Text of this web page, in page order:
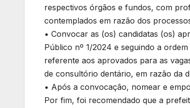
respectivos órgãos e fundos, com
contemplados em razão dos
• Convocar as (os) candidatas (os)
Público nº 1/2024 e seguindo a
referente aos aprovados para as
de consultório dentário, em razão da
• Após a convocação, nomear e
Por fim, foi recomendado que a